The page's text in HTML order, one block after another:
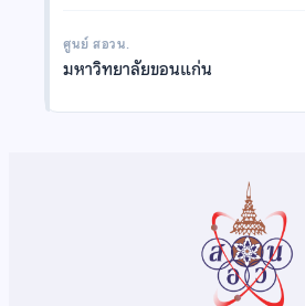
ศูนย์ สอวน.
มหาวิทยาลัยขอนแก่น